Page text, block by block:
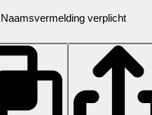
Naamsvermelding verplicht